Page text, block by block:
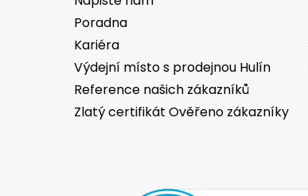
Poradna
Kariéra
Výdejní místo s prodejnou Hulín
Reference našich zákazníků
Zlatý certifikát Ověřeno zákazníky